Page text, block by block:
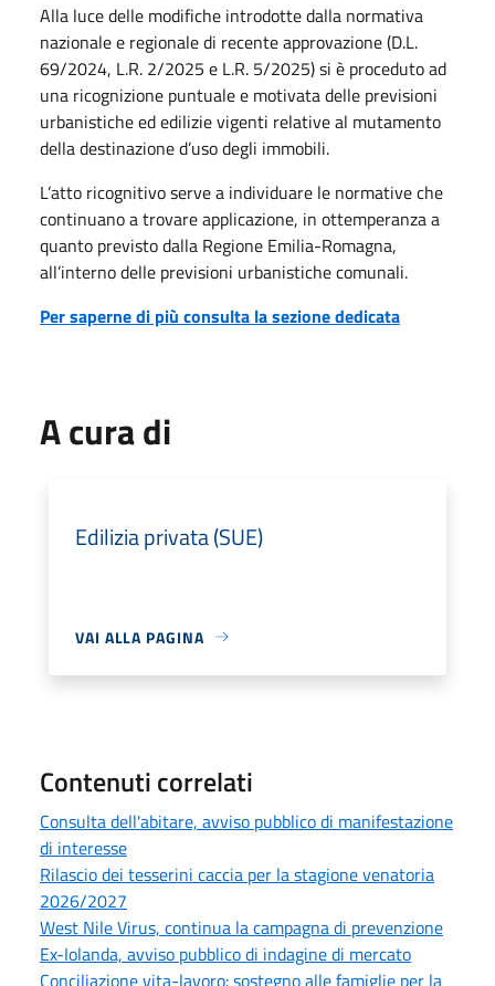
Alla luce delle modifiche introdotte dalla normativa
nazionale e regionale di recente approvazione (D.L.
69/2024, L.R. 2/2025 e L.R. 5/2025) si è proceduto ad
una ricognizione puntuale e motivata delle previsioni
urbanistiche ed edilizie vigenti relative al mutamento
della destinazione d’uso degli immobili.
L’atto ricognitivo serve a individuare le normative che
continuano a trovare applicazione, in ottemperanza a
quanto previsto dalla Regione Emilia-Romagna,
all’interno delle previsioni urbanistiche comunali.
Per saperne di più consulta la sezione dedicata
A cura di
Edilizia privata (SUE)
VAI ALLA PAGINA
Contenuti correlati
Consulta dell'abitare, avviso pubblico di manifestazione
di interesse
Rilascio dei tesserini caccia per la stagione venatoria
2026/2027
West Nile Virus, continua la campagna di prevenzione
Ex-Iolanda, avviso pubblico di indagine di mercato
Conciliazione vita-lavoro: sostegno alle famiglie per la